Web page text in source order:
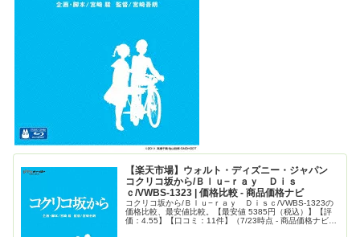
【楽天市場】ウォルト・ディズニー・ジャパン
コクリコ坂から/Ｂｌｕ−ｒａｙ Ｄｉｓ
ｃ/VWBS-1323 | 価格比較 - 商品価格ナビ
コクリコ坂から/Ｂｌｕ−ｒａｙ Ｄｉｓｃ/VWBS-1323の
価格比較、最安値比較。【最安値 5385円（税込）】【評
価：4.55】【口コミ：11件】（7/23時点 - 商品価格ナビ）